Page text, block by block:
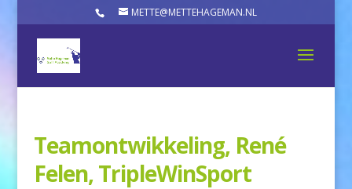
METTE@METTEHAGEMAN.NL
Teamontwikkeling, René
Felen, TripleWinSport